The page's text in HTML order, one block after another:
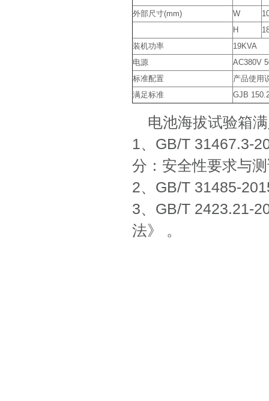
外部尺寸(mm)
W
H
装机功率
19KVA
电源
AC380V
标准配置
产品使用
满足标准
GJB
电池海拔试验箱
1、GB/T 31467.3-
分：安全性要求与
2、GB/T 31485-
3、GB/T 2423.21-
法》 。